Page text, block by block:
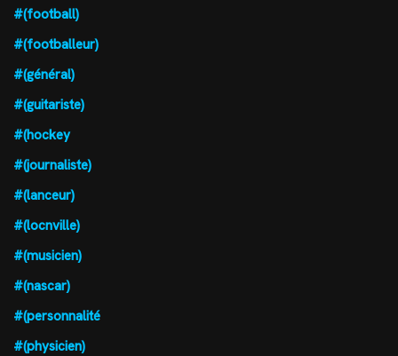
#(football)
#(footballeur)
#(général)
#(guitariste)
#(hockey
#(journaliste)
#(lanceur)
#(locnville)
#(musicien)
#(nascar)
#(personnalité
#(physicien)